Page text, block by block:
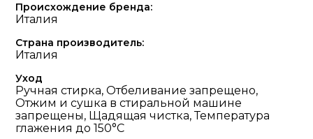
Происхождение бренда:
Италия
Страна производитель:
Италия
Уход
Ручная стирка, Отбеливание запрещено,
Отжим и сушка в стиральной машине
запрещены, Щадящая чистка, Температура
глажения до 150°С